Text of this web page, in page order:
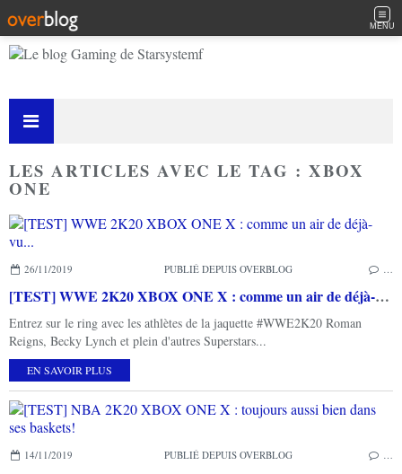
MENU
LES ARTICLES AVEC LE TAG : XBOX
ONE
26/11/2019 PUBLIÉ DEPUIS OVERBLOG
[TEST] WWE 2K20 XBOX ONE X : comme un air de déjà-vu...
Entrez sur le ring avec les athlètes de la jaquette #WWE2K20 Roman
Reigns, Becky Lynch et plein d'autres Superstars...
EN SAVOIR PLUS
14/11/2019 PUBLIÉ DEPUIS OVERBLOG